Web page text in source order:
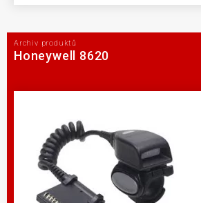
Archiv produktů
Honeywell 8620